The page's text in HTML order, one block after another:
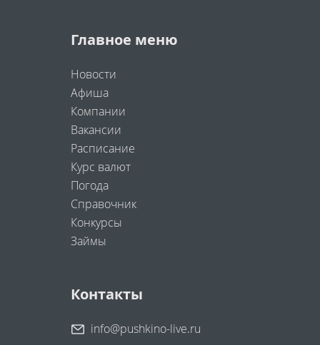
Главное меню
Новости
Афиша
Компании
Вакансии
Расписание
Курс валют
Погода
Справочник
Конкурсы
Займы
Контакты
info@pushkino-live.ru